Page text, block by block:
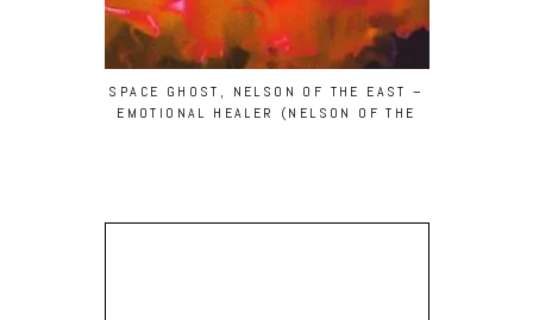
SPACE GHOST, NELSON OF THE EAST –
EMOTIONAL HEALER (NELSON OF THE